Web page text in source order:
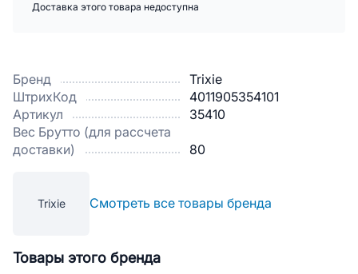
Бренд
Trixie
ШтрихКод
4011905354101
Артикул
35410
Вес Брутто (для рассчета
доставки)
80
Trixie Смотреть все товары бренда
Доставка этого товара недоступна
Товары этого бренда